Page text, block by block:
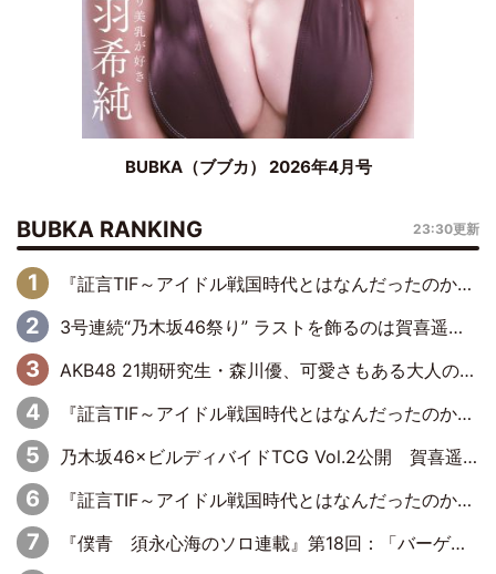
BUBKA（ブブカ） 2026年4月号
BUBKA RANKING 23:30更新
『証言TIF～アイドル戦国時代とはなんだったのか～』第6回：でんぱ組.inc・古川未鈴×相沢梨紗「『ハロプロやりたかったな』って言ったら、夢眠ねむさんに『てめえはでんぱ組．incなんだよ！』って肩パンされて(笑)」
3号連続“乃木坂46祭り” ラストを飾るのは賀喜遥香…5年ぶりの登場に「5年分大人になった私を見ていただけたら」
AKB48 21期研究生・森川優、可愛さもある大人の女性に
『証言TIF～アイドル戦国時代とはなんだったのか～』第10回：さくら学院・武藤彩未×飯田らうら「正直、中3で辞めるというのを信じてなくて。そう言われてはいたけど、嘘でしょって」
乃木坂46×ビルディバイドTCG Vol.2公開 賀喜遥香＆田村真佑が『京まふ』ステージに登壇
『証言TIF～アイドル戦国時代とはなんだったのか～』第11回：私立恵比寿中学・真山りか×安本彩花「TIFで10年ぶりのキョンシーメイクをしたら、場を完全に引かせてしまって。時代が変わったんだなって」
『僕青 須永心海のソロ連載』第18回：「バーゲンセールハンターみうな inしまむら」編